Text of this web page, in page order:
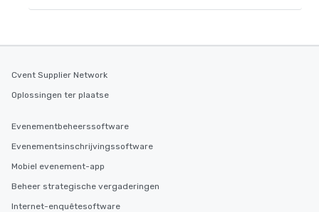
Cvent Supplier Network
Oplossingen ter plaatse
Evenementbeheerssoftware
Evenementsinschrijvingssoftware
Mobiel evenement-app
Beheer strategische vergaderingen
Internet-enquêtesoftware